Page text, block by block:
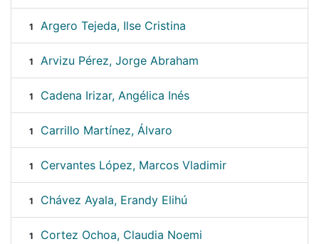
1 Argero Tejeda, Ilse Cristina
1 Arvizu Pérez, Jorge Abraham
1 Cadena Irizar, Angélica Inés
1 Carrillo Martínez, Álvaro
1 Cervantes López, Marcos Vladimir
1 Chávez Ayala, Erandy Elihú
1 Cortez Ochoa, Claudia Noemi